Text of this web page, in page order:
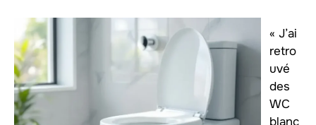
« J’ai
retro
uvé
des
WC
blanc